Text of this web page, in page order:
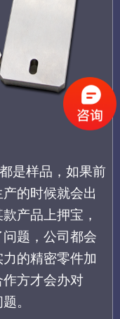
是样品，如果前
产的时候就会出
产品上押宝，
题，公司都会
力的精密零件加
方才会办对
。